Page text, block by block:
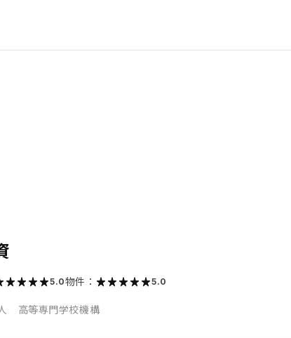
5.0物件： 5.0
高等専門学校機構